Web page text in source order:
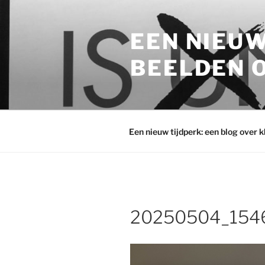
EEN
BEELDEN
Een nieuw tijdperk: een blog over